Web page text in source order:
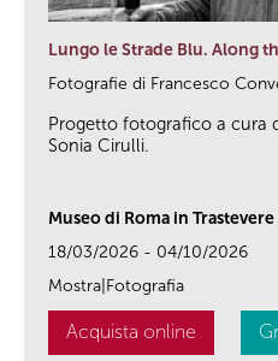
Lungo le Strade Blu. Along
Fotografie di Francesco
Progetto fotografico a cura
Sonia Cirulli.
Museo di Roma in Trastevere
18/03/2026 - 04/10/2026
Mostra|Fotografia
Acquista online